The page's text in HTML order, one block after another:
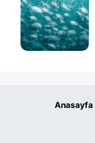
Anasayfa